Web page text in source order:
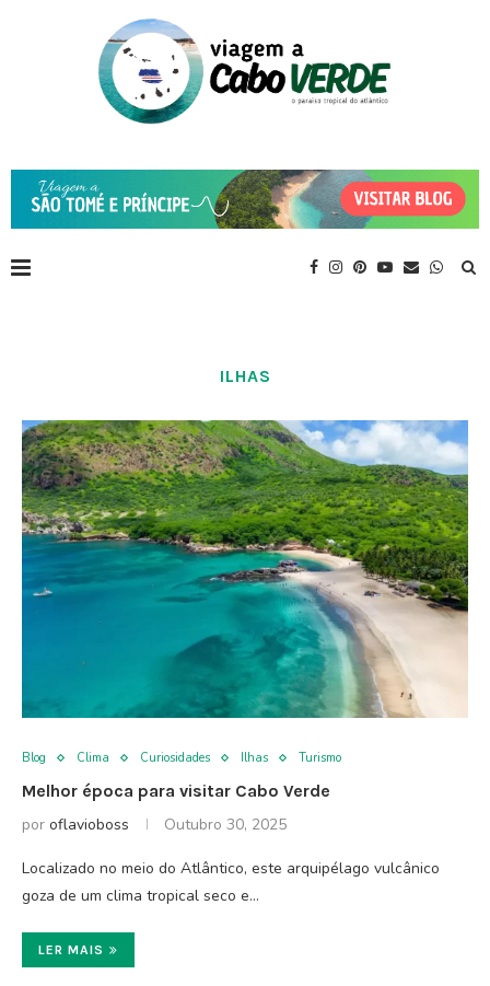
ILHAS
Blog Clima Curiosidades Ilhas Turismo
Melhor época para visitar Cabo Verde
por oflavioboss Outubro 30, 2025
Localizado no meio do Atlântico, este arquipélago vulcânico
goza de um clima tropical seco e…
LER MAIS